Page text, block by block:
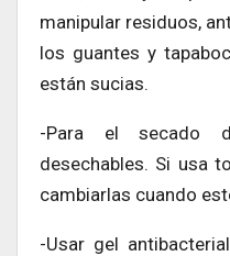
manipular residuos,
los guantes y
están sucias.
-Para el secado
desechables. Si usa
cambiarlas cuando
-Usar gel